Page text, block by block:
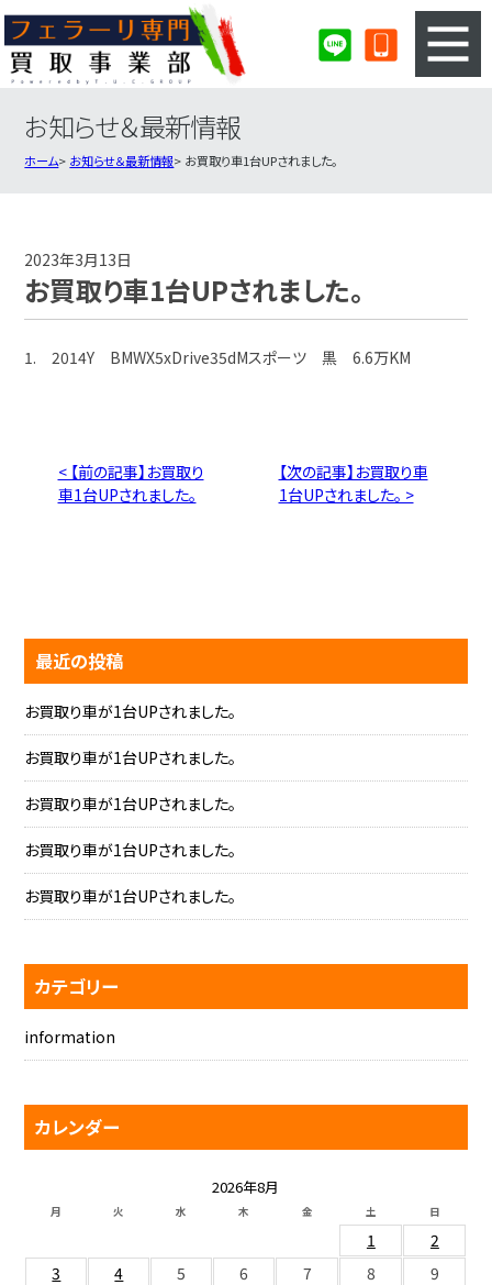
3ステップのカンタン査定
フェラーリ買取実績
お知らせ＆最新情報
ホーム お知らせ＆最新情報 お買取り車1台UPされました。
2023年3月13日
お買取り車1台UPされました。
1. 2014Y BMWX5xDrive35dMスポーツ 黒 6.6万KM
< 【前の記事】お買取り
車1台UPされました。
【次の記事】お買取り車
1台UPされました。 >
最近の投稿
お買取り車が1台UPされました。
お買取り車が1台UPされました。
お買取り車が1台UPされました。
お買取り車が1台UPされました。
お買取り車が1台UPされました。
カテゴリー
information
カレンダー
2026年8月
月 火 水 木 金 土 日
1
2
3
4 5 6 7 8
9